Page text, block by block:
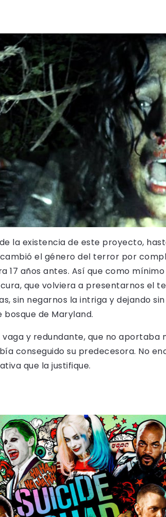
la existencia de este proyecto,
el género del terror por
17 años antes. Así que como
que volviera a presentarnos el
sin negarnos la intriga y dejando
de Maryland.
y redundante, que no aportaba
conseguido su predecesora. No
que la justifique.